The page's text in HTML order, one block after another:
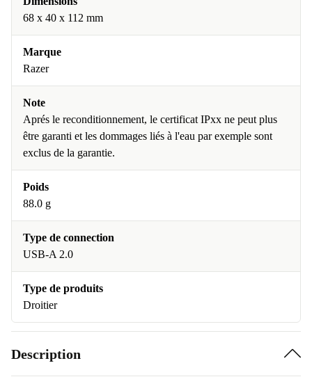
68 x 40 x 112 mm
Marque
Razer
Note
Aprés le reconditionnement, le certificat IPxx ne peut plus
être garanti et les dommages liés à l'eau par exemple sont
exclus de la garantie.
Poids
88.0 g
Type de connection
USB-A 2.0
Type de produits
Droitier
Description